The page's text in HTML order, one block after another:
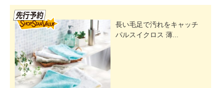
長い毛足で汚れをキャッチ
パルスイクロス 薄...